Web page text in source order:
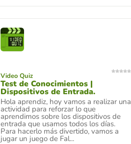
Video Quiz
Test de Conocimientos |
Dispositivos de Entrada.
Hola aprendiz, hoy vamos a realizar una
actividad para reforzar lo que
aprendimos sobre los dispositivos de
entrada que usamos todos los días.
Para hacerlo más divertido, vamos a
jugar un juego de Fal...